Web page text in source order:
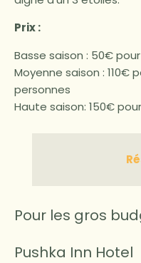
Prix :
Basse saison : 50€
Moyenne saison : 110€
personnes
Haute saison: 150€
Pour les gros
Pushka Inn Hotel